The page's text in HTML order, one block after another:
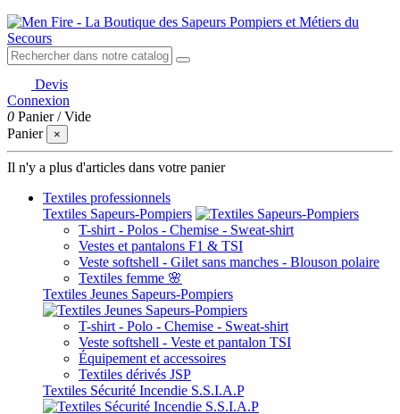
Devis
Connexion
0 Panier /Vide
Panier
×
Il n'y a plus d'articles dans votre panier
Textiles professionnels
Textiles Sapeurs-Pompiers
T-shirt - Polos - Chemise - Sweat-shirt
Vestes et pantalons F1 & TSI
Veste softshell - Gilet sans manches - Blouson polaire
Textiles femme 🌸
Textiles Jeunes Sapeurs-Pompiers
T-shirt - Polo - Chemise - Sweat-shirt
Veste softshell - Veste et pantalon TSI
Équipement et accessoires
Textiles dérivés JSP
Textiles Sécurité Incendie S.S.I.A.P